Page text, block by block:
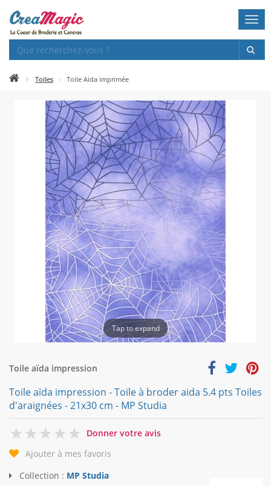
Toiles Toile Aida imprimée
Tap to expand
Toile aïda impression
Toile aïda impression - Toile à broder aida 5.4 pts Toiles
d'araignées - 21x30 cm - MP Studia
0
Donner votre avis
Ajouter à mes favoris
Collection : MP Studia